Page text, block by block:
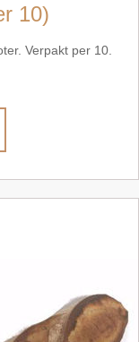
10)
Verpakt per 10.